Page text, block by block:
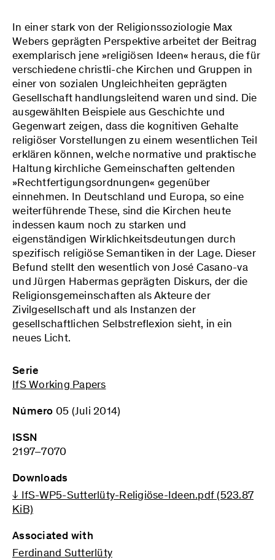
In einer stark von der Religionssoziologie Max
Webers geprägten Perspektive arbeitet der Beitrag
exemplarisch jene »religiösen Ideen« heraus, die für
verschiedene christli-che Kirchen und Gruppen in
einer von sozialen Ungleichheiten geprägten
Gesellschaft handlungsleitend waren und sind. Die
ausgewählten Beispiele aus Geschichte und
Gegenwart zeigen, dass die kognitiven Gehalte
religiöser Vorstellungen zu einem wesentlichen Teil
erklären können, welche normative und praktische
Haltung kirchliche Gemeinschaften geltenden
»Rechtfertigungsordnungen« gegenüber
einnehmen. In Deutschland und Europa, so eine
weiterführende These, sind die Kirchen heute
indessen kaum noch zu starken und
eigenständigen Wirklichkeitsdeutungen durch
spezifisch religiöse Semantiken in der Lage. Dieser
Befund stellt den wesentlich von José Casano-va
und Jürgen Habermas geprägten Diskurs, der die
Religionsgemeinschaften als Akteure der
Zivilgesellschaft und als Instanzen der
gesellschaftlichen Selbstreflexion sieht, in ein
neues Licht.
Serie
IfS Working Papers
Número 05 (Juli 2014)
ISSN
2197–7070
Downloads
↓ IfS-WP5-Sutterlüty-Religiöse-Ideen.pdf(523.87
KiB)
Associated with
Ferdinand Sutterlüty